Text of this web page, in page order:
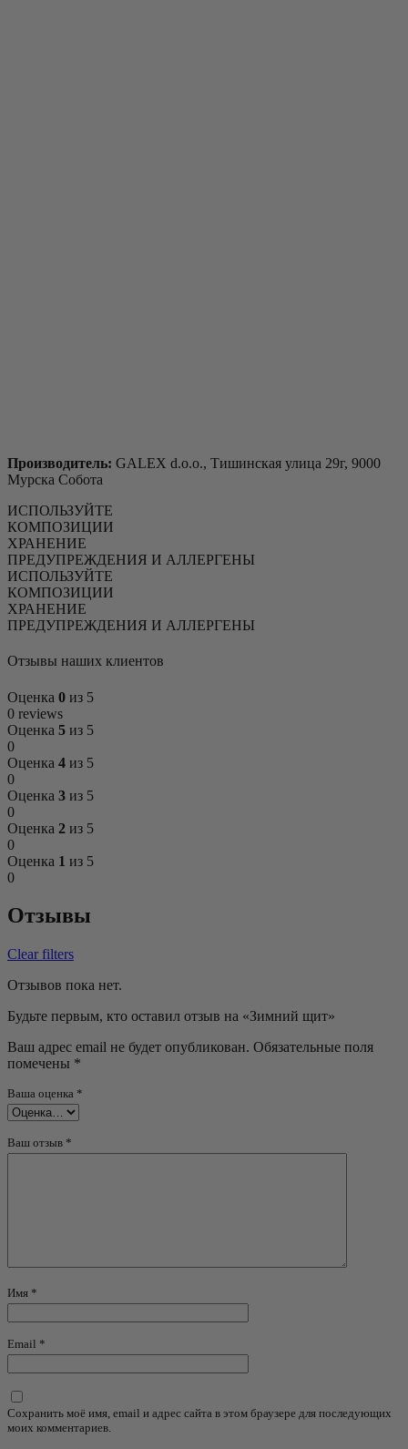
Производитель: GALEX d.o.o., Тишинская улица 29г, 9000
Мурска Собота
ИСПОЛЬЗУЙТЕ
КОМПОЗИЦИИ
ХРАНЕНИЕ
ПРЕДУПРЕЖДЕНИЯ И АЛЛЕРГЕНЫ
ИСПОЛЬЗУЙТЕ
КОМПОЗИЦИИ
ХРАНЕНИЕ
ПРЕДУПРЕЖДЕНИЯ И АЛЛЕРГЕНЫ
Отзывы наших клиентов
Оценка 0 из 5
0 reviews
Оценка 5 из 5
0
Оценка 4 из 5
0
Оценка 3 из 5
0
Оценка 2 из 5
0
Оценка 1 из 5
0
Отзывы
Clear filters
Отзывов пока нет.
Будьте первым, кто оставил отзыв на «Зимний щит»
Ваш адрес email не будет опубликован. Обязательные поля
помечены *
Ваша оценка *
Ваш отзыв *
Имя *
Email *
Сохранить моё имя, email и адрес сайта в этом браузере для последующих
моих комментариев.